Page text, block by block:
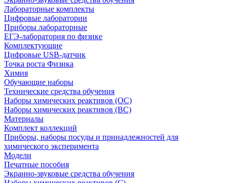
Лабораторные комплекты
Цифровые лаборатории
Приборы лабораторные
ЕГЭ-лаборатория по физике
Комплектующие
Цифровые USB-датчик
Точка роста Физика
Химия
Обучающие наборы
Технические средства обучения
Наборы химических реактивов (ОС)
Наборы химических реактивов (ВС)
Материалы
Комплект коллекций
Приборы, наборы посуды и принадлежностей для
химического эксперимента
Модели
Печатные пособия
Экранно-звуковые средства обучения